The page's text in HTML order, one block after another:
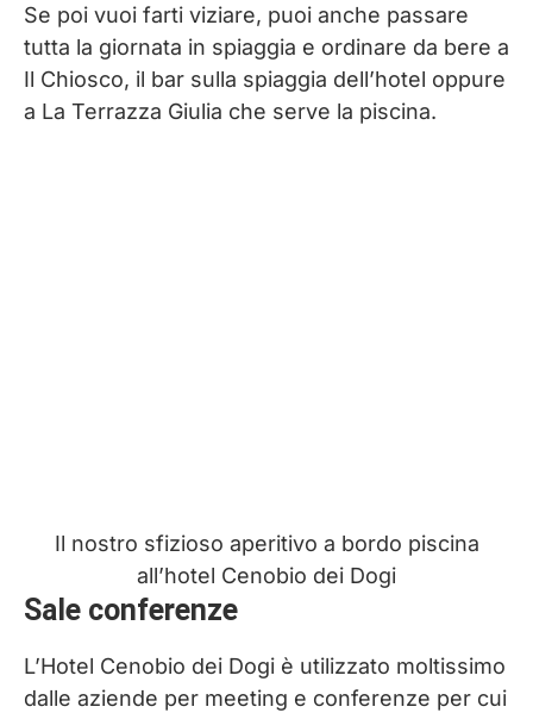
Se poi vuoi farti viziare, puoi anche passare
tutta la giornata in spiaggia e ordinare da bere a
Il Chiosco, il bar sulla spiaggia dell’hotel oppure
a La Terrazza Giulia che serve la piscina.
Il nostro sfizioso aperitivo a bordo piscina
all’hotel Cenobio dei Dogi
Sale conferenze
L’Hotel Cenobio dei Dogi è utilizzato moltissimo
dalle aziende per meeting e conferenze per cui